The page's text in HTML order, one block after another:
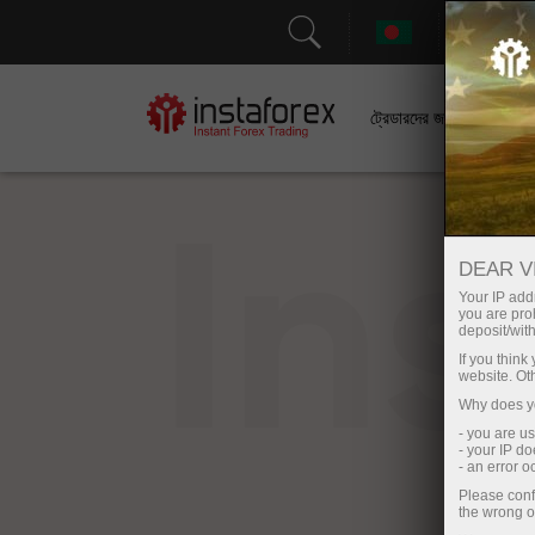
ট্রেডারদের জন্য
DEAR
Your IP
you are
deposit/
If you
website.
Why does
- you are
- your IP
- an error
Please
the wrong